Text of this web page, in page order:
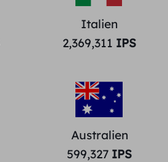
Italien
2,369,311 IPS
Australien
599,327 IPS